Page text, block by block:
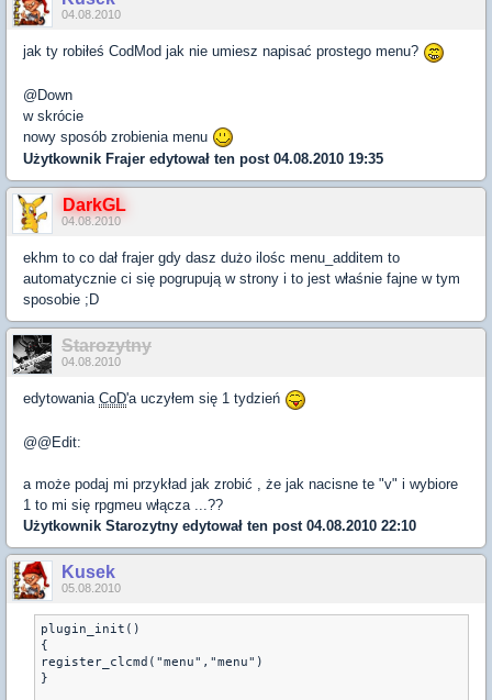
04.08.2010
jak ty robiłeś CodMod jak nie umiesz napisać prostego menu?
@Down
w skrócie
nowy sposób zrobienia menu
Użytkownik Frajer edytował ten post 04.08.2010 19:35
DarkGL
04.08.2010
ekhm to co dał frajer gdy dasz dużo ilośc menu_additem to
automatycznie ci się pogrupują w strony i to jest właśnie fajne w tym
sposobie ;D
Starozytny
04.08.2010
edytowania CoD'a uczyłem się 1 tydzień
@@Edit:
a może podaj mi przykład jak zrobić , że jak nacisne te "v" i wybiore
1 to mi się rpgmeu włącza ...??
Użytkownik Starozytny edytował ten post 04.08.2010 22:10
Kusek
05.08.2010
plugin_init()
{
register_clcmd("menu","menu")
}